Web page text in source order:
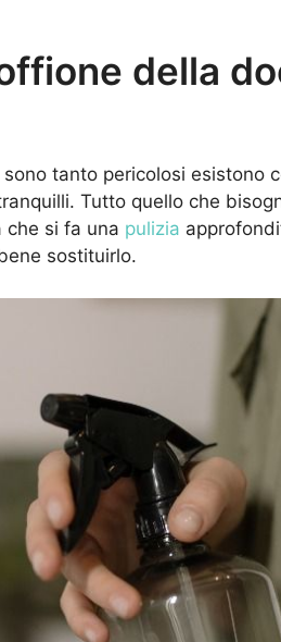
della
tanto pericolosi esistono
Tutto quello che
che si fa una pulizia
sostituirlo.